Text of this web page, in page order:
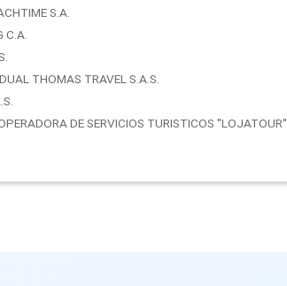
S.A.
C.A.
THOMAS TRAVEL S.A.S.
DE SERVICIOS TURISTICOS ''LOJATOUR''